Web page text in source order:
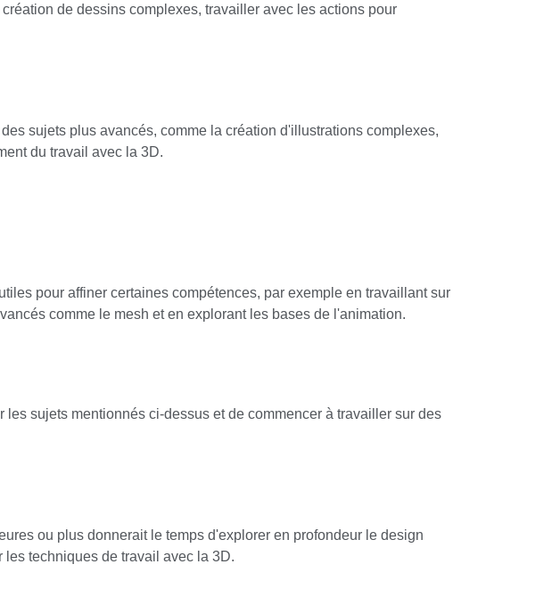
de dessins complexes, travailler avec les actions pour
sujets plus avancés, comme la création d'illustrations complexes,
du travail avec la 3D.
pour affiner certaines compétences, par exemple en travaillant sur
comme le mesh et en explorant les bases de l'animation.
sujets mentionnés ci-dessus et de commencer à travailler sur des
ou plus donnerait le temps d'explorer en profondeur le design
techniques de travail avec la 3D.